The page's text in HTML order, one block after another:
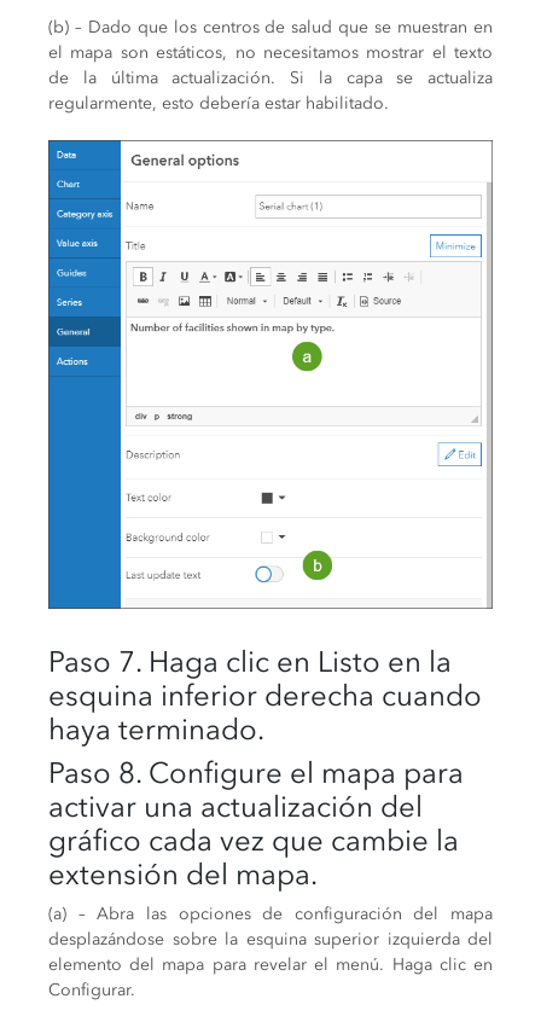
(b) – Dado que los centros de salud que se muestran en
el mapa son estáticos, no necesitamos mostrar el texto
de la última actualización. Si la capa se actualiza
regularmente, esto debería estar habilitado.
Paso 7. Haga clic en Listo en la
esquina inferior derecha cuando
haya terminado.
Paso 8. Configure el mapa para
activar una actualización del
gráfico cada vez que cambie la
extensión del mapa.
(a) – Abra las opciones de configuración del mapa
desplazándose sobre la esquina superior izquierda del
elemento del mapa para revelar el menú. Haga clic en
Configurar.